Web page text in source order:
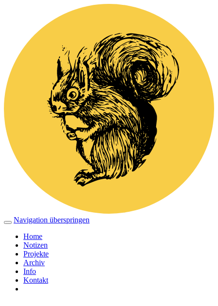
Navigation überspringen
Home
Notizen
Projekte
Archiv
Info
Kontakt